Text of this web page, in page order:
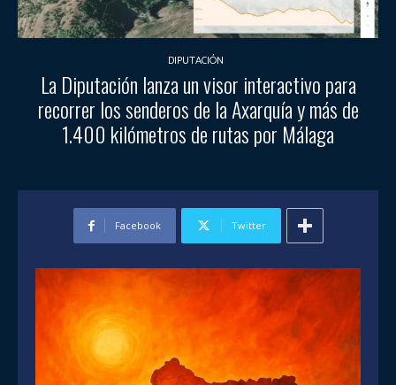
DIPUTACIÓN
La Diputación lanza un visor interactivo para
recorrer los senderos de la Axarquía y más de
1.400 kilómetros de rutas por Málaga
Facebook Twitter